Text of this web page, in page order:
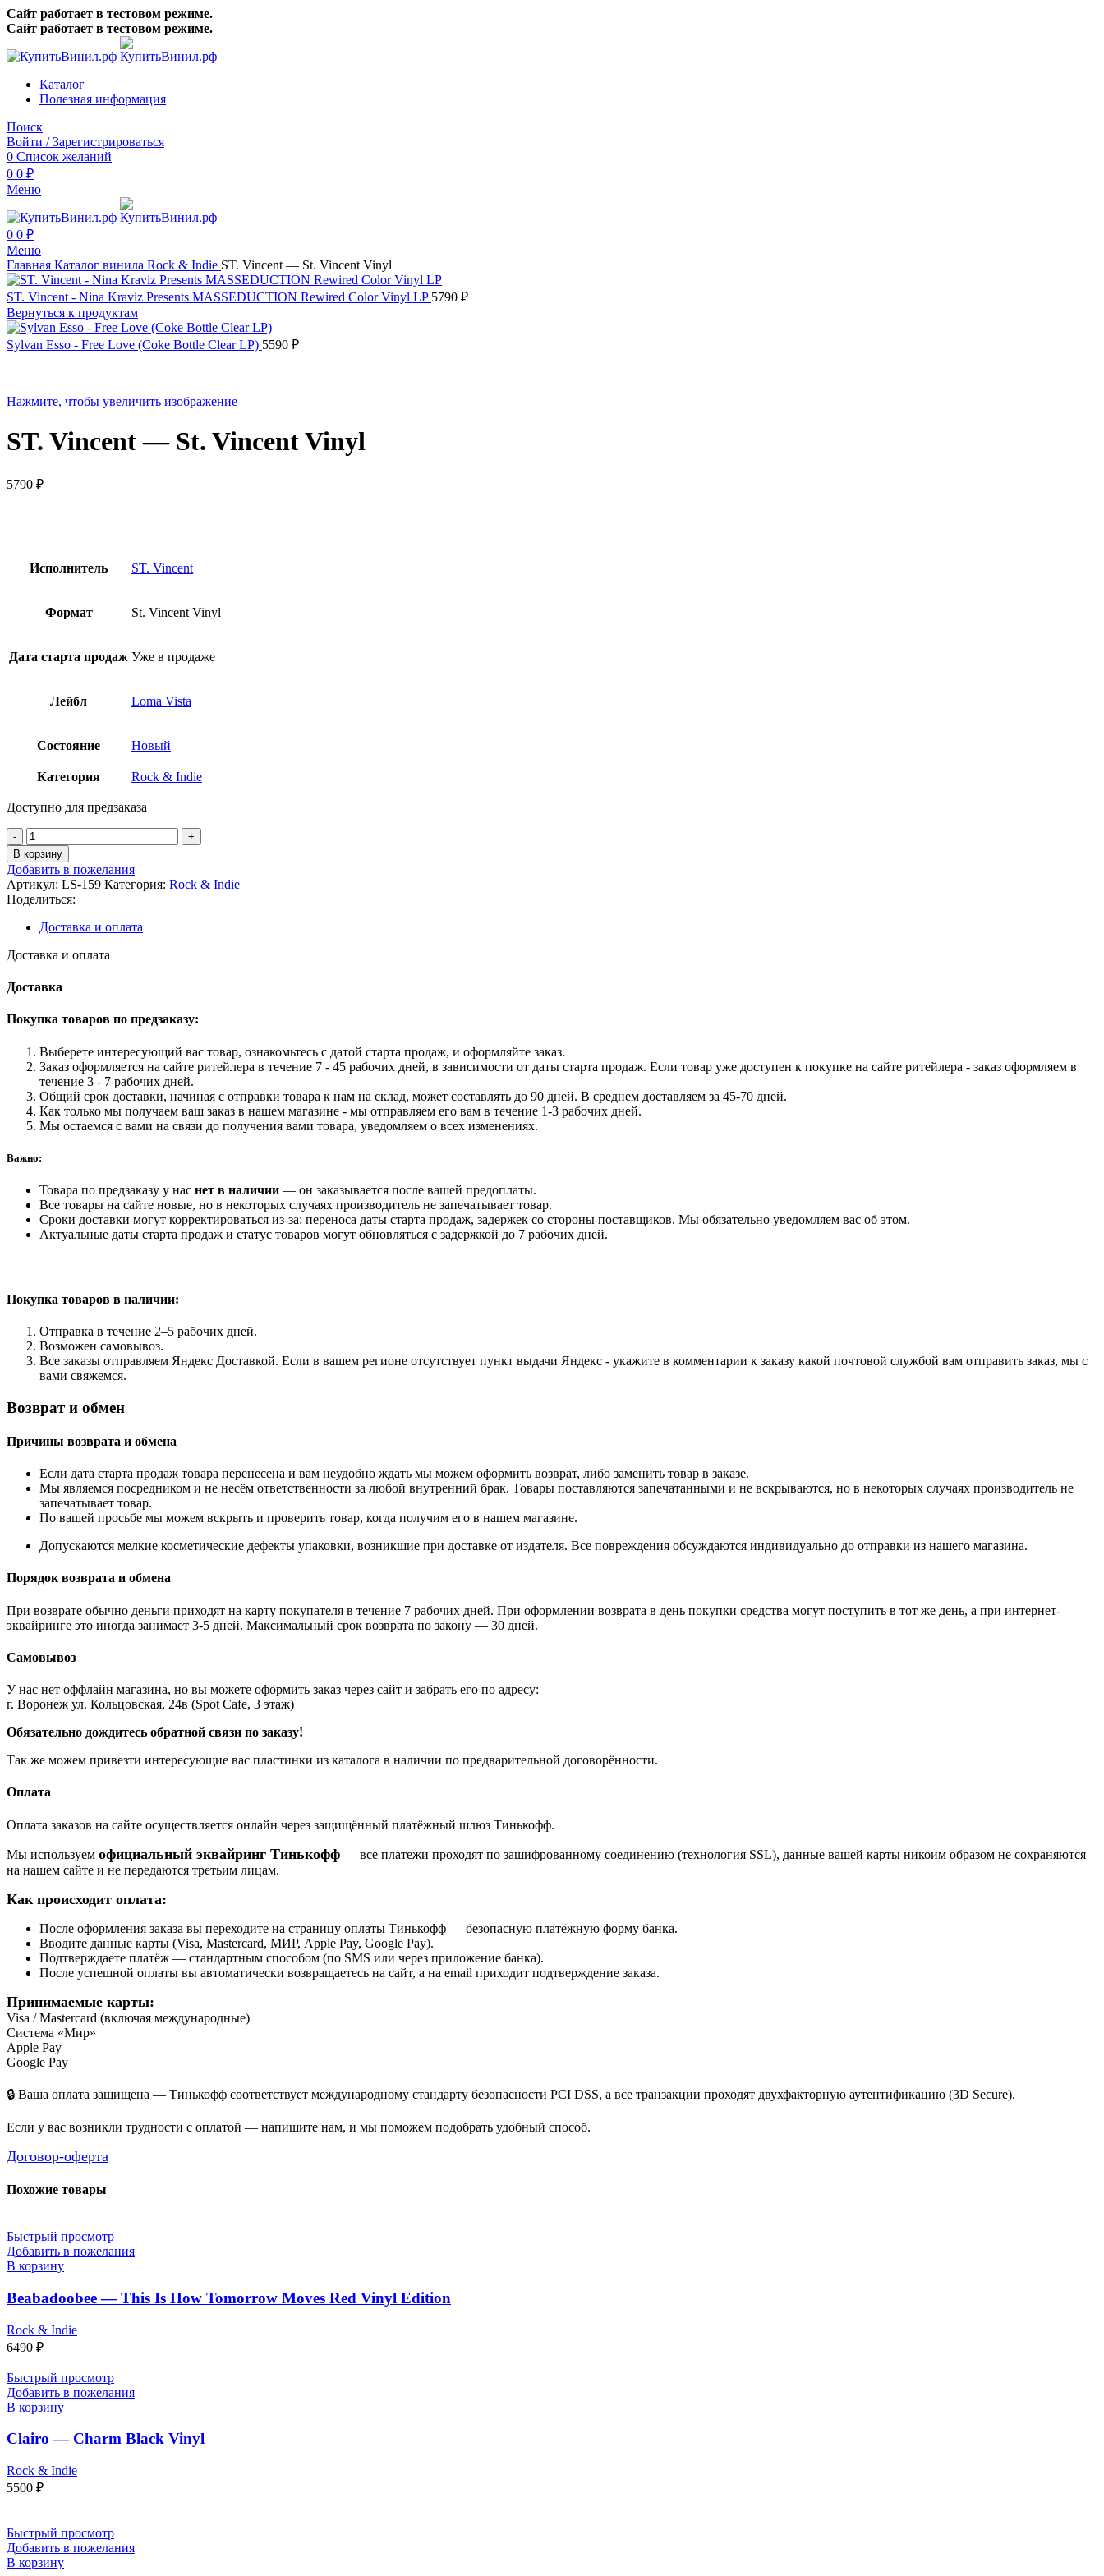
Сайт работает в тестовом режиме.
Сайт работает в тестовом режиме.
Каталог
Полезная информация
Поиск
Войти / Зарегистрироваться
0 Список желаний
0 0 ₽
Меню
0 0 ₽
Меню
Главная Каталог винила Rock & Indie ST. Vincent — St. Vincent Vinyl
ST. Vincent - Nina Kraviz Presents MASSEDUCTION Rewired Color Vinyl LP 5790 ₽
Вернуться к продуктам
Sylvan Esso - Free Love (Coke Bottle Clear LP) 5590 ₽
Нажмите, чтобы увеличить изображение
ST. Vincent — St. Vincent Vinyl
5790 ₽
Исполнитель ST. Vincent
Формат St. Vincent Vinyl
Дата старта продаж Уже в продаже
Лейбл Loma Vista
Состояние Новый
Категория Rock & Indie
Доступно для предзаказа
Количество
товара
ST.
Vincent
-
St.
Vincent
Vinyl
В корзину
Добавить в пожелания
Артикул: LS-159 Категория: Rock & Indie
Поделиться:
Доставка и оплата
Доставка и оплата
Доставка
Покупка товаров по предзаказу:
Выберете интересующий вас товар, ознакомьтесь с датой старта продаж, и оформляйте заказ.
Заказ оформляется на сайте ритейлера в течение 7 - 45 рабочих дней, в зависимости от даты старта продаж. Если товар уже доступен к покупке на сайте ритейлера - заказ оформляем в
течение 3 - 7 рабочих дней.
Общий срок доставки, начиная с отправки товара к нам на склад, может составлять до 90 дней. В среднем доставляем за 45-70 дней.
Как только мы получаем ваш заказ в нашем магазине - мы отправляем его вам в течение 1-3 рабочих дней.
Мы остаемся с вами на связи до получения вами товара, уведомляем о всех изменениях.
Важно:
Товара по предзаказу у нас нет в наличии — он заказывается после вашей предоплаты.
Все товары на сайте новые, но в некоторых случаях производитель не запечатывает товар.
Сроки доставки могут корректироваться из-за: переноса даты старта продаж, задержек со стороны поставщиков. Мы обязательно уведомляем вас об этом.
Актуальные даты старта продаж и статус товаров могут обновляться с задержкой до 7 рабочих дней.
Покупка товаров в наличии:
Отправка в течение 2–5 рабочих дней.
Возможен самовывоз.
Все заказы отправляем Яндекс Доставкой. Если в вашем регионе отсутствует пункт выдачи Яндекс - укажите в комментарии к заказу какой почтовой службой вам отправить заказ, мы с
вами свяжемся.
Возврат и обмен
Причины возврата и обмена
Если дата старта продаж товара перенесена и вам неудобно ждать мы можем оформить возврат, либо заменить товар в заказе.
Мы являемся посредником и не несём ответственности за любой внутренний брак. Товары поставляются запечатанными и не вскрываются, но в некоторых случаях производитель не
запечатывает товар.
По вашей просьбе мы можем вскрыть и проверить товар, когда получим его в нашем магазине.
Допускаются мелкие косметические дефекты упаковки, возникшие при доставке от издателя. Все повреждения обсуждаются индивидуально до отправки из нашего магазина.
Порядок возврата и обмена
При возврате обычно деньги приходят на карту покупателя в течение 7 рабочих дней. При оформлении возврата в день покупки средства могут поступить в тот же день, а при интернет-
эквайринге это иногда занимает 3-5 дней. Максимальный срок возврата по закону — 30 дней.
Самовывоз
У нас нет оффлайн магазина, но вы можете оформить заказ через сайт и забрать его по адресу:
г. Воронеж ул. Кольцовская, 24в (Spot Cafe, 3 этаж)
Обязательно дождитесь обратной связи по заказу!
Так же можем привезти интересующие вас пластинки из каталога в наличии по предварительной договорённости.
Оплата
Оплата заказов на сайте осуществляется онлайн через защищённый платёжный шлюз Тинькофф.
Мы используем официальный эквайринг Тинькофф — все платежи проходят по зашифрованному соединению (технология SSL), данные вашей карты никоим образом не сохраняются
на нашем сайте и не передаются третьим лицам.
Как происходит оплата:
После оформления заказа вы переходите на страницу оплаты Тинькофф — безопасную платёжную форму банка.
Вводите данные карты (Visa, Mastercard, МИР, Apple Pay, Google Pay).
Подтверждаете платёж — стандартным способом (по SMS или через приложение банка).
После успешной оплаты вы автоматически возвращаетесь на сайт, а на email приходит подтверждение заказа.
Принимаемые карты:
Visa / Mastercard (включая международные)
Система «Мир»
Apple Pay
Google Pay
🔒 Ваша оплата защищена — Тинькофф соответствует международному стандарту безопасности PCI DSS, а все транзакции проходят двухфакторную аутентификацию (3D Secure).
Если у вас возникли трудности с оплатой — напишите нам, и мы поможем подобрать удобный способ.
Договор-оферта
Похожие товары
Быстрый просмотр
Добавить в пожелания
В корзину
Beabadoobee — This Is How Tomorrow Moves Red Vinyl Edition
Rock & Indie
6490 ₽
Быстрый просмотр
Добавить в пожелания
В корзину
Clairo — Charm Black Vinyl
Rock & Indie
5500 ₽
Быстрый просмотр
Добавить в пожелания
В корзину